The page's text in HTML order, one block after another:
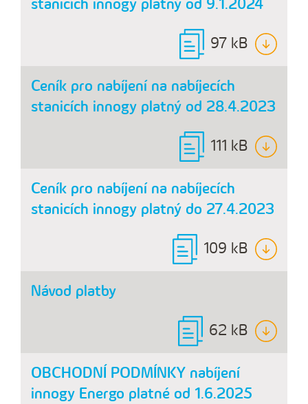
stanicích innogy platný od 9.1.2024
97 kB
Ceník pro nabíjení na nabíjecích
stanicích innogy platný od 28.4.2023
111 kB
Ceník pro nabíjení na nabíjecích
stanicích innogy platný do 27.4.2023
109 kB
Návod platby
62 kB
OBCHODNÍ PODMÍNKY nabíjení
innogy Energo platné od 1.6.2025